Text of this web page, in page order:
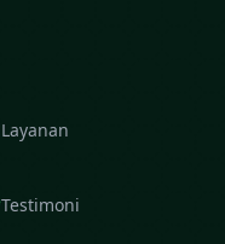
Layanan
Testimoni